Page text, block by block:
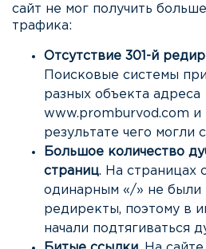
сайт не мог получить
трафика:
Отсутствие 301-й
Поисковые системы
разных объекта адреса
www.promburvod.com и
результате чего могли
Большое количество
страниц. На страницах
одинарным «/» не были
редиректы, поэтому в
начали подтягиваться